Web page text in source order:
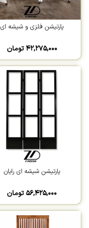
پارتیشن فلزی و شیشه ای
۴۲,۲۷۵,۰۰۰ تومان
پارتیشن شیشه ای رایان
۵۶,۴۲۵,۰۰۰تومان